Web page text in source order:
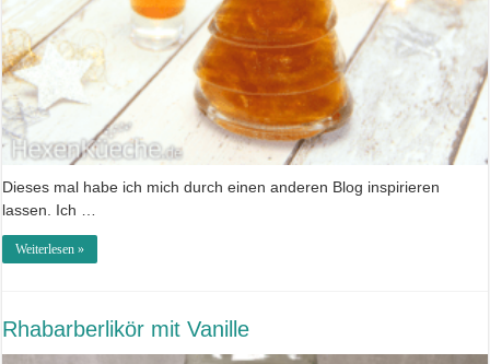
Dieses mal habe ich mich durch einen anderen Blog inspirieren
lassen. Ich …
Weiterlesen »
Rhabarberlikör mit Vanille